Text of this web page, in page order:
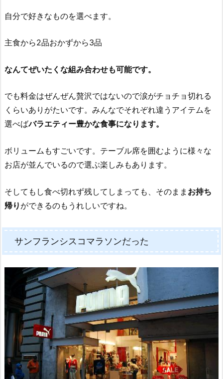
自分で好きなものを選べます。
主食から2品おかずから3品
なんてぜいたくな組み合わせも可能です。
でも料金はぜんぜん贅沢ではないので涙がチョチョ切れる
くらいありがたいです。みんなでそれぞれ違うアイテムを
選べばバラエティー豊かな食事になります。
ボリュームもすごいです。テーブル席を囲むように様々な
お店が並んでいるので選ぶ楽しみもあります。
そしてもし食べ切れず残してしまっても、そのまま お持ち
帰り ができるのもうれしいですね。
サンフランシスコマラソンだった